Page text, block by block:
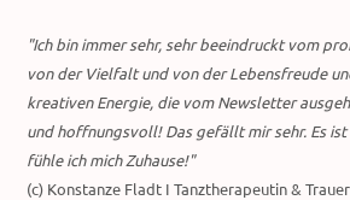
"Ich bin immer sehr, sehr beeindruckt vom
von der Vielfalt und von der Lebensfreude
kreativen Energie, die vom Newsletter
und hoffnungsvoll! Das gefällt mir sehr. Es
fühle ich mich Zuhause!"
(c) Konstanze Fladt I Tanztherapeutin &